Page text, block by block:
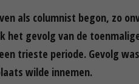
als columnist begon, zo
het gevolg van de
trieste periode. Gevolg
wilde innemen.